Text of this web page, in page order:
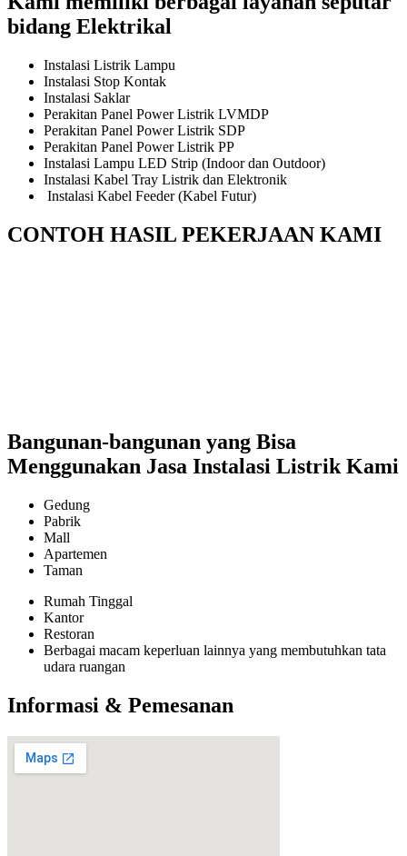
bidang Elektrikal
Instalasi Listrik Lampu
Instalasi Stop Kontak
Instalasi Saklar
Perakitan Panel Power Listrik LVMDP
Perakitan Panel Power Listrik SDP
Perakitan Panel Power Listrik PP
Instalasi Lampu LED Strip (Indoor dan Outdoor)
Instalasi Kabel Tray Listrik dan Elektronik
Instalasi Kabel Feeder (Kabel Futur)
CONTOH HASIL PEKERJAAN KAMI
Bangunan-bangunan yang Bisa
Menggunakan Jasa Instalasi Listrik Kami
Gedung
Pabrik
Mall
Apartemen
Taman
Rumah Tinggal
Kantor
Restoran
Berbagai macam keperluan lainnya yang membutuhkan tata
udara ruangan
Informasi & Pemesanan